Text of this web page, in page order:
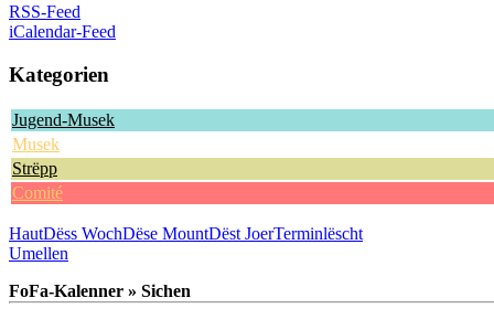
RSS-Feed
iCalendar-Feed
Kategorien
Jugend-Musek
Musek
Strëpp
Comité
HautDëss WochDëse MountDëst JoerTerminlëscht
Umellen
FoFa-Kalenner » Sichen